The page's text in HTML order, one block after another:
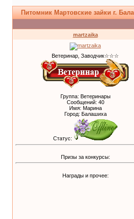
Питомник Мартовские зайки г.
martzaika
Ветеринар, Заводчик☆☆☆
Группа: Ветеринары
Сообщений: 40
Имя: Марина
Город: Балашиха
Статус:
Призы за конкурсы:
Награды и прочее: